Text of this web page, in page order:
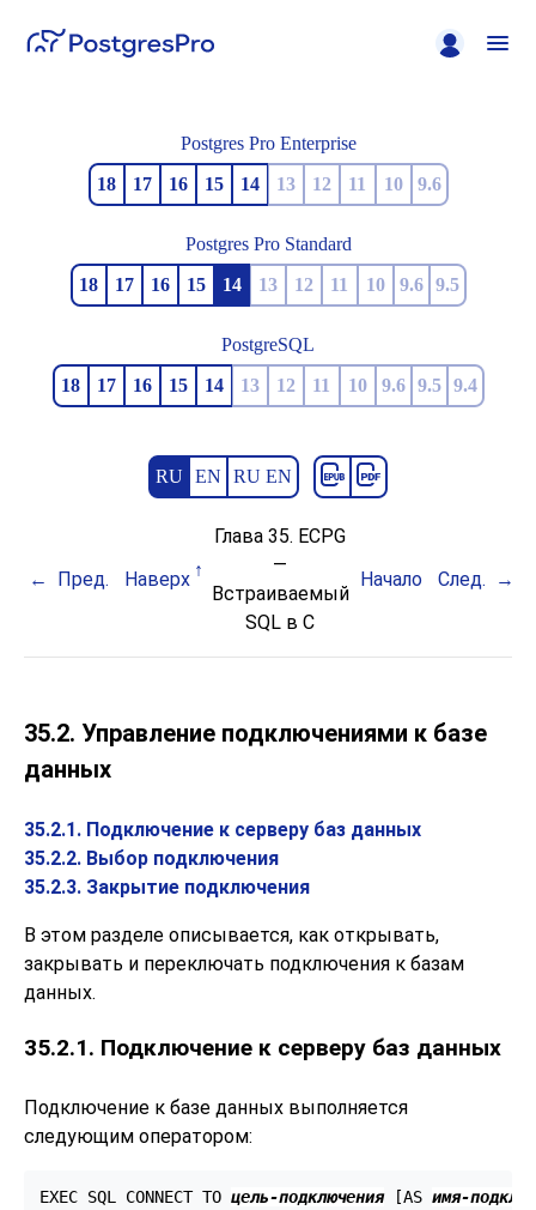
Postgres Pro Enterprise
18
17 16 15 14 13 12 11 10 9.6
Postgres Pro Standard
18
17 16 15 14 13 12 11 10 9.6 9.5
PostgreSQL
18
17 16 15 14 13 12 11 10 9.6 9.5 9.4
RU EN RU EN
Пред. Наверх
Глава 35. ECPG
—
Встраиваемый
SQL в C
Начало След.
35.2. Управление подключениями к базе
данных
35.2.1. Подключение к серверу баз данных
35.2.2. Выбор подключения
35.2.3. Закрытие подключения
В этом разделе описывается, как открывать,
закрывать и переключать подключения к базам
данных.
35.2.1. Подключение к серверу баз данных
Подключение к базе данных выполняется
следующим оператором:
EXEC SQL CONNECT TO цель-подключения [AS имя-